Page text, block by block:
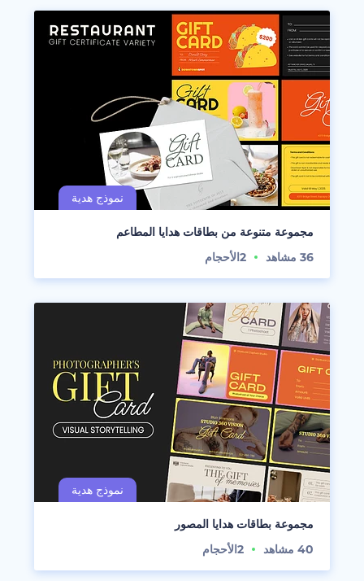
مجموعة متنوعة من بطاقات هدايا المطاعم
36 مشاهد 2الأحجام
مجموعة بطاقات هدايا المصور
40 مشاهد 2الأحجام